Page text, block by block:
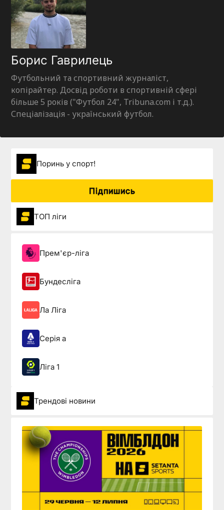
Борис Гаврилець
Футбольний та спортивний журналіст,
копірайтер. Досвід роботи в спортивній сфері
більше 5 років ("Футбол 24", Tribuna.com і т.д.).
Спеціалізація - український футбол.
Поринь у спорт!
Підпишись
ТОП ліги
Прем'єр-ліга
Бундесліга
Ла Ліга
Серія а
Ліга 1
Трендові новини